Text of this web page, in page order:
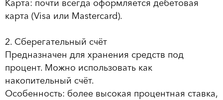
Карта: почти всегда оформляется дебетовая
карта (Visa или Mastercard).
2. Сберегательный счёт
Предназначен для хранения средств под
процент. Можно использовать как
накопительный счёт.
Особенность: более высокая процентная ставка,